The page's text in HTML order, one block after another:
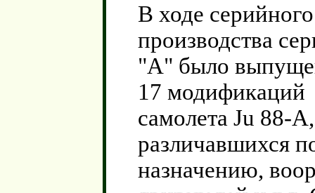
В ходе серийного
производства
"А" было
17 модификаций
самолета Ju 88-A,
различавшихся
назначению,